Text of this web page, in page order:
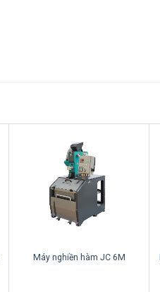
Máy nghiền hàm JC 6M